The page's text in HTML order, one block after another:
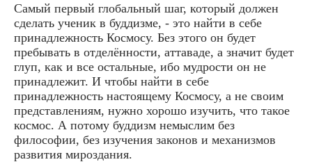
Самый первый глобальный шаг, который должен
сделать ученик в буддизме, - это найти в себе
принадлежность Космосу. Без этого он будет
пребывать в отделённости, аттаваде, а значит будет
глуп, как и все остальные, ибо мудрости он не
принадлежит. И чтобы найти в себе
принадлежность настоящему Космосу, а не своим
представлениям, нужно хорошо изучить, что такое
космос. А потому буддизм немыслим без
философии, без изучения законов и механизмов
развития мироздания.